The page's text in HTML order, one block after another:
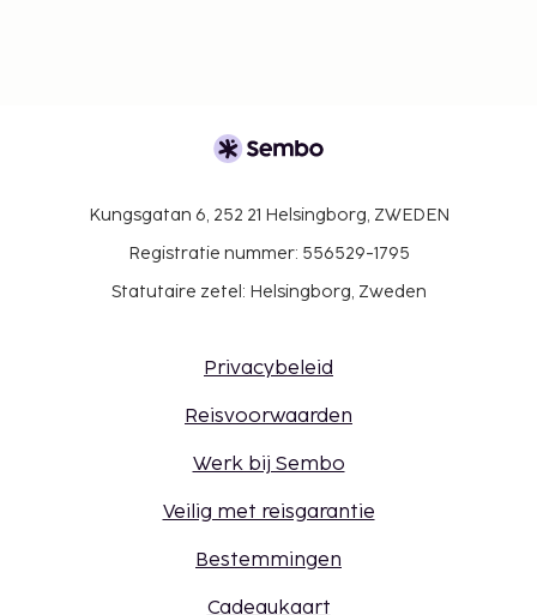
Kungsgatan 6, 252 21 Helsingborg, ZWEDEN
Registratie nummer: 556529-1795
Statutaire zetel: Helsingborg, Zweden
Privacybeleid
Reisvoorwaarden
Werk bij Sembo
Veilig met reisgarantie
Bestemmingen
Cadeaukaart